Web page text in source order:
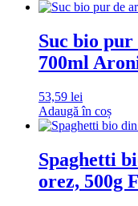
Suc bio pur
700ml
53,59 lei
Adaugă în coș
Spaghetti
orez, 500g